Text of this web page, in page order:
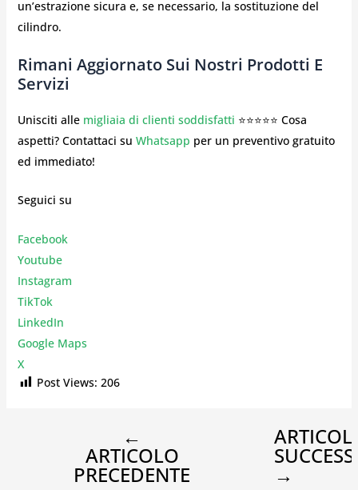
un’estrazione sicura e, se necessario, la sostituzione del
cilindro.
Rimani Aggiornato Sui Nostri Prodotti E
Servizi
Unisciti alle migliaia di clienti soddisfatti ⭐⭐⭐⭐⭐ Cosa
aspetti? Contattaci su Whatsapp per un preventivo gratuito
ed immediato!
Seguici su
Facebook
Youtube
Instagram
TikTok
LinkedIn
Google Maps
X
Post Views: 206
←
ARTICOLO
PRECEDENTE →